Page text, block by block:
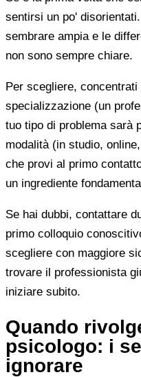
sentirsi un po'
sembrare ampia e le
non sono sempre chiare.
Per scegliere,
specializzazione (un
tuo tipo di problema sarà
modalità (in studio,
che provi al primo
un ingrediente
Se hai dubbi, contattare
primo colloquio
scegliere con maggiore
trovare il professionista
iniziare subito.
Quando
psicologo: i
ignorare